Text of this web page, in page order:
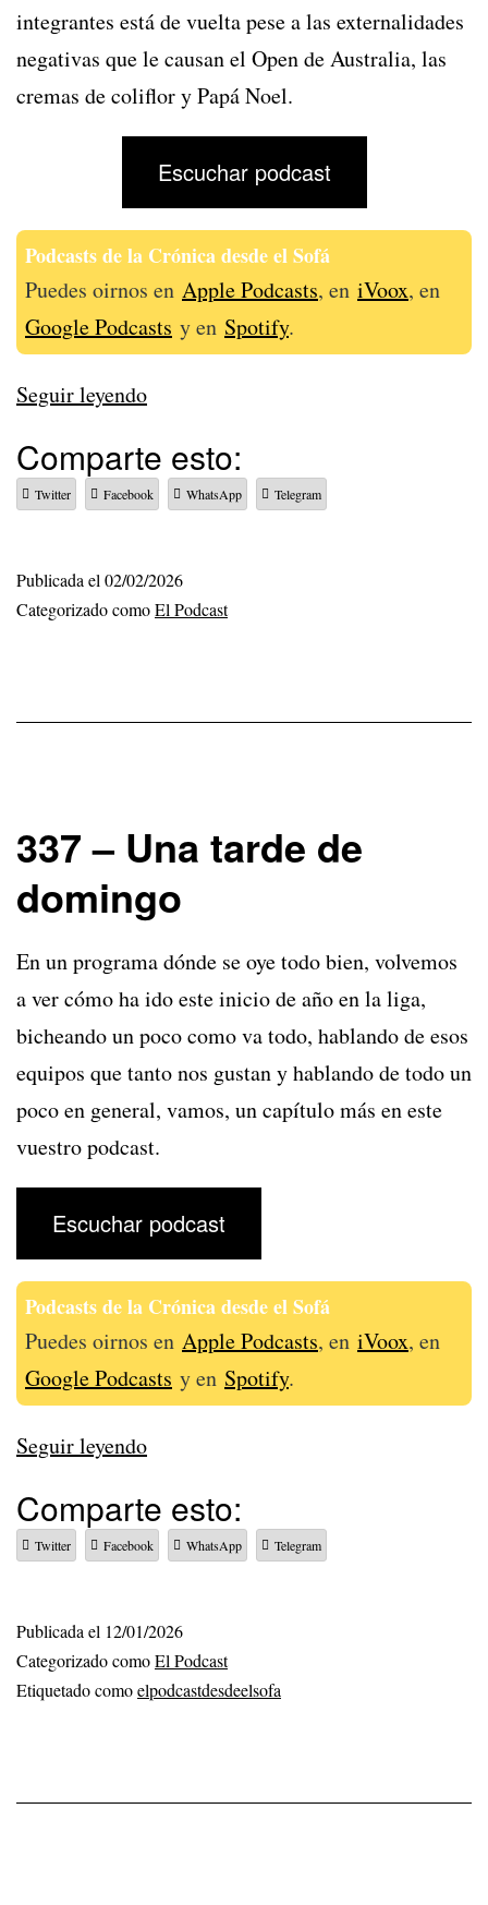
integrantes está de vuelta pese a las externalidades
negativas que le causan el Open de Australia, las
cremas de coliflor y Papá Noel.
Escuchar podcast
Podcasts de la Crónica desde el Sofá
Puedes oirnos en Apple Podcasts, en iVoox, en
Google Podcasts y en Spotify.
Seguir leyendo338
Yogur
griego
Comparte esto:
Twitter Facebook WhatsApp Telegram
Publicada el 02/02/2026
Categorizado comoEl Podcast
337 – Una tarde de
domingo
En un programa dónde se oye todo bien, volvemos
a ver cómo ha ido este inicio de año en la liga,
bicheando un poco como va todo, hablando de esos
equipos que tanto nos gustan y hablando de todo un
poco en general, vamos, un capítulo más en este
vuestro podcast.
Escuchar podcast
Podcasts de la Crónica desde el Sofá
Puedes oirnos en Apple Podcasts, en iVoox, en
Google Podcasts y en Spotify.
Seguir leyendo337
Una
tarde
domingo
Comparte esto:
Twitter Facebook WhatsApp Telegram
Publicada el 12/01/2026
Categorizado comoEl Podcast
Etiquetado comoelpodcastdesdeelsofa